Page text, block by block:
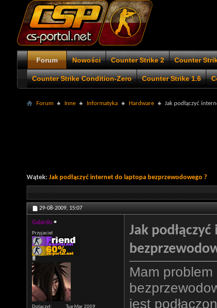
Forum Nowości Counter Strike 2 Counter
Counter Strike Condition-Zero Counter Strike 1.6
Forum Inne Informatyka Hardware Jak podłączyć
Wątek: Jak podłączyć internet do laptopa bezprzewodowego ?
29-08-2009, 15:07
Galardo
Przyjaciel
Dołączył
Tue Mar 2009
Jak
Mam
jest